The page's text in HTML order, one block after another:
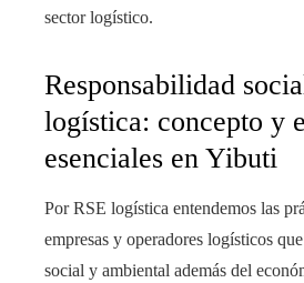
sector logístico.
Responsabilidad
logística: concepto y
esenciales en Yibuti
Por RSE logística entendemos las
empresas y operadores logísticos
social y ambiental además del